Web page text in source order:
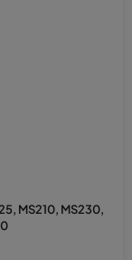
MS210, MS230,